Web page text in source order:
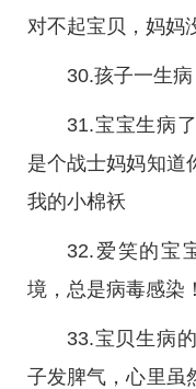
对不起宝贝，妈妈
30.孩子一生病
31.宝宝生病
是个战士妈妈知道
我的小棉袄
32.爱笑的宝
境，总是病毒感染！
33.宝贝生病
子发脾气，心里虽